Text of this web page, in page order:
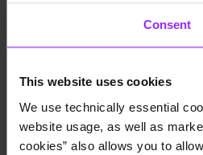
Consent
This website uses cookies
We use technically essential
website usage, as well as
cookies” also allows you to